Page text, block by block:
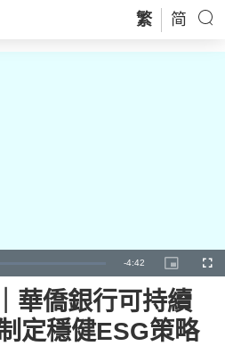
繁 简
Remaining
Time
-4:42
Picture-
in-
華僑銀行可持續
定穩健ESG策略